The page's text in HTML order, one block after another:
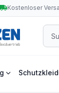
Kostenloser